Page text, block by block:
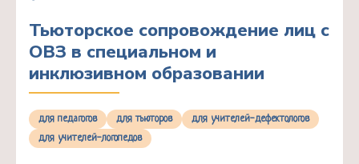
Тьюторское сопровождение лиц с
ОВЗ в специальном и
инклюзивном образовании
для педагогов для тьюторов
для учителей-дефектологов
для учителей-логопедов